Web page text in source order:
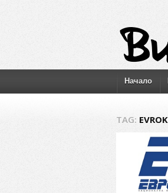
Начало
TAG: